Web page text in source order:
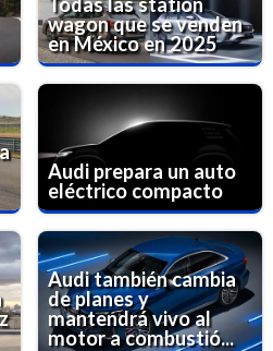
wagon que se venden
en México en 2025
Audi prepara un auto
eléctrico compacto
Audi también cambia
de planes y
mantendrá vivo al
motor a combustió...